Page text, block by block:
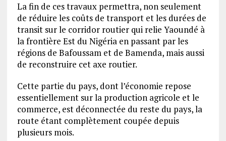
La fin de ces travaux permettra, non seulement
de réduire les coûts de transport et les durées de
transit sur le corridor routier qui relie Yaoundé à
la frontière Est du Nigéria en passant par les
régions de Bafoussam et de Bamenda, mais aussi
de reconstruire cet axe routier.
Cette partie du pays, dont l’économie repose
essentiellement sur la production agricole et le
commerce, est déconnectée du reste du pays, la
route étant complètement coupée depuis
plusieurs mois.